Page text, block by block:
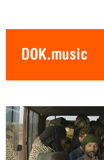
DOK.music